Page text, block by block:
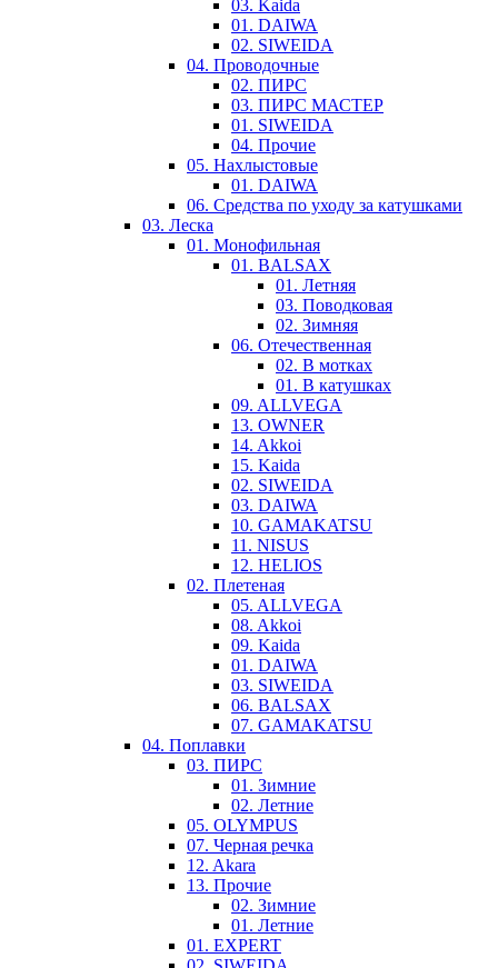
03. Kaida
01. DAIWA
02. SIWEIDA
04. Проводочные
02. ПИРС
03. ПИРС МАСТЕР
01. SIWEIDA
04. Прочие
05. Нахлыстовые
01. DAIWA
06. Средства по уходу за катушками
03. Леска
01. Монофильная
01. BALSAX
01. Летняя
03. Поводковая
02. Зимняя
06. Отечественная
02. В мотках
01. В катушках
09. ALLVEGA
13. OWNER
14. Akkoi
15. Kaida
02. SIWEIDA
03. DAIWA
10. GAMAKATSU
11. NISUS
12. HELIOS
02. Плетеная
05. ALLVEGA
08. Akkoi
09. Kaida
01. DAIWA
03. SIWEIDA
06. BALSAX
07. GAMAKATSU
04. Поплавки
03. ПИРС
01. Зимние
02. Летние
05. OLYMPUS
07. Черная речка
12. Akara
13. Прочие
02. Зимние
01. Летние
01. EXPERT